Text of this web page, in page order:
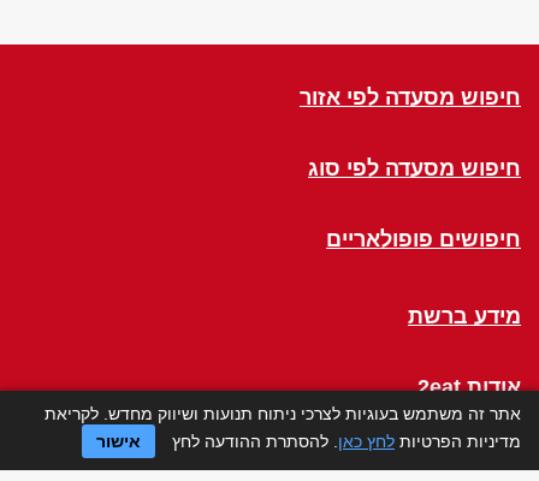
חיפוש מסעדה לפי אזור
חיפוש מסעדה לפי סוג
חיפושים פופולאריים
מידע ברשת
אודות 2eat
Click a Table
אתר זה משתמש בעוגיות לצרכי ניתוח תנועות ושיווק מחדש. לקריאת
מדיניות הפרטיות לחץ כאן . להסתרת ההודעה לחץ אישור